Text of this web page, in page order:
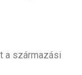
a származási